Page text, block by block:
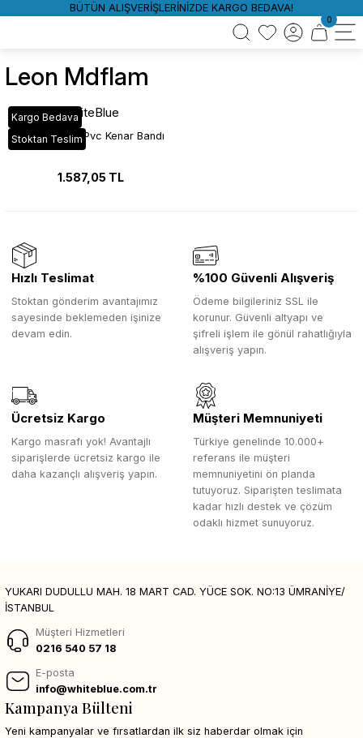
BÜTÜN ALIŞVERİŞLERİNİZDE KARGO BEDAVA!
0
Leon Mdflam
Kargo Bedava
Stoktan Teslim
WhiteBlue
VT_10A Leon Pvc Kenar Bandı
1.587,05 TL
Hızlı Teslimat
Stoktan gönderim avantajımız
sayesinde beklemeden işinize
devam edin.
%100 Güvenli Alışveriş
Ödeme bilgileriniz SSL ile
korunur. Güvenli altyapı ve
şifreli işlem ile gönül rahatlığıyla
alışveriş yapın.
Ücretsiz Kargo
Kargo masrafı yok! Avantajlı
siparişlerde ücretsiz kargo ile
daha kazançlı alışveriş yapın.
Müşteri Memnuniyeti
Türkiye genelinde 10.000+
referans ile müşteri
memnuniyetini ön planda
tutuyoruz. Siparişten teslimata
kadar hızlı destek ve çözüm
odaklı hizmet sunuyoruz.
YUKARI DUDULLU MAH. 18 MART CAD. YÜCE SOK. NO:13 ÜMRANİYE/
İSTANBUL
Müşteri Hizmetleri
0216 540 57 18
E-posta
info@whiteblue.com.tr
Kampanya Bülteni
Yeni kampanyalar ve fırsatlardan ilk siz haberdar olmak için